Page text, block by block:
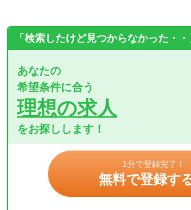
「検索したけど見つからなかった・・
あなたの
希望条件に合う
理想の求人
をお探しします！
1分で登録完了！
無料で登録す